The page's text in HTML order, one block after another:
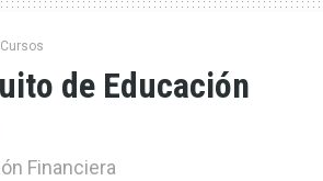
Cursos
de Educación
Financiera